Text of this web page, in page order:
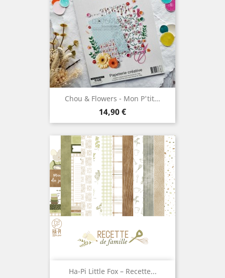
Chou & Flowers - Mon P'tit...
Prix
14,90 €
Ha-Pi Little Fox – Recette...